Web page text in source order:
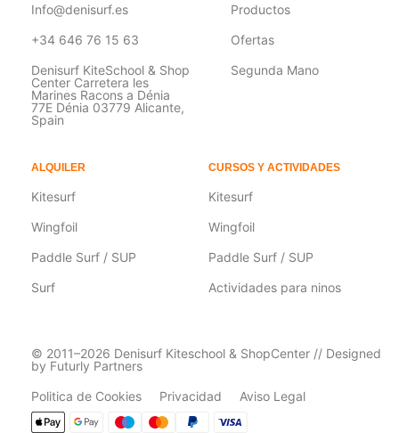
Info@denisurf.es
+34 646 76 15 63
Denisurf KiteSchool & Shop
Center Carretera les
Marines Racons a Dénia
77E Dénia 03779 Alicante,
Spain
Productos
Ofertas
Segunda Mano
ALQUILER
Kitesurf
Wingfoil
Paddle Surf / SUP
Surf
CURSOS Y ACTIVIDADES
Kitesurf
Wingfoil
Paddle Surf / SUP
Actividades para ninos
© 2011–2026 Denisurf Kiteschool & ShopCenter // Designed
by Futurly Partners
Politica de Cookies
Privacidad Aviso Legal